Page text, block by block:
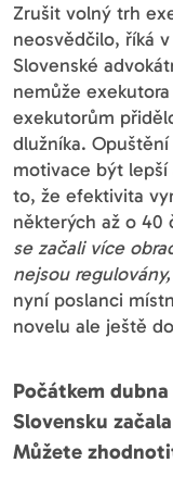
Zrušit volný trh
neosvědčilo, říká
Slovenské
nemůže
exekutorům
dlužníka.
motivace být
to, že efektivita
některých až o 40
se začali více
nejsou
nyní poslanci
novelu ale ještě
Počátkem
Slovensku
Můžete